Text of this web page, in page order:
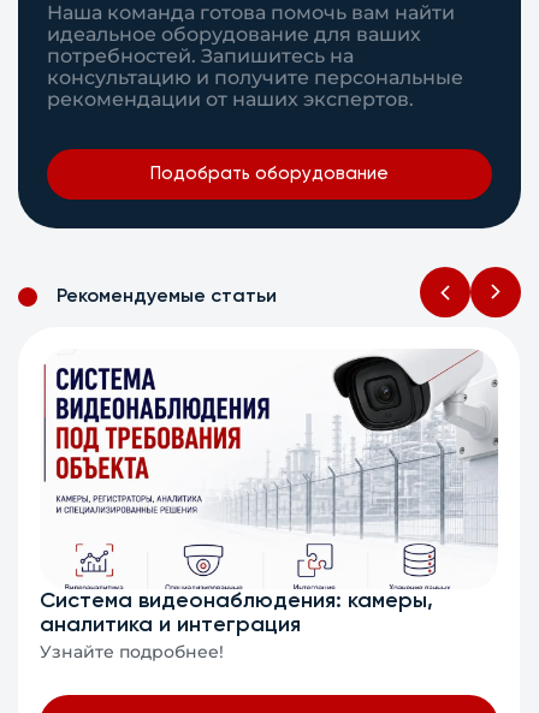
Наша команда готова помочь вам найти
идеальное оборудование для ваших
потребностей. Запишитесь на
консультацию и получите персональные
рекомендации от наших экспертов.
Подобрать оборудование
Рекомендуемые статьи
Система видеонаблюдения: камеры,
аналитика и интеграция
Узнайте подробнее!